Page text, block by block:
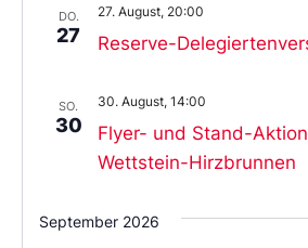
DO.
27 Reserve-
27. August, 20:00
SO.
30
Flyer- und Stand-
Wettstein-Hirzbrunnen
30. August, 14:00
September 2026